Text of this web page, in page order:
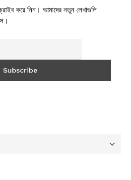
করে নিন। আমাদের নতুন লেখাগুলি